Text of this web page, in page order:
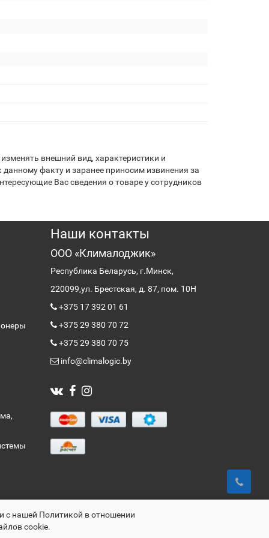
внешний вид, характеристики и
факту и заранее приносим извинения за
Вас сведения о товаре у сотрудников
Наши контакты
ООО «Клималоджик»
Республика Беларусь, г.Минск,
220099,ул. Брестская, д. 87, пом. 10Н
+375 17 392 01 61
+375 29 380 70 72
+375 29 380 70 75
info@climalogic.by
с нашей Политикой в отношении
cookie.